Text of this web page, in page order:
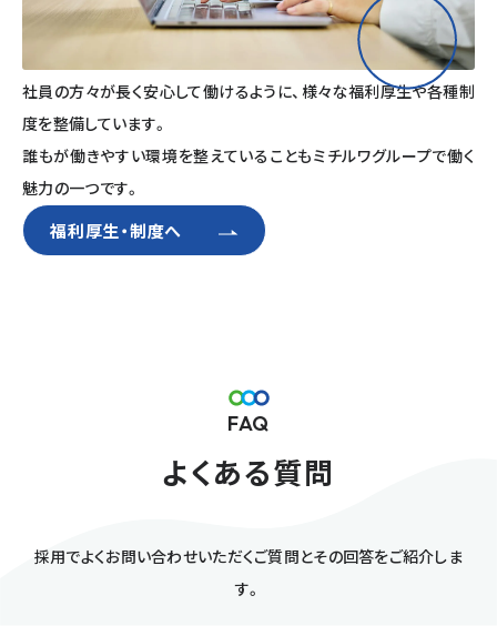
社員の方々が長く安心して働けるように、様々な福利厚生や各種制
度を整備しています。
誰もが働きやすい環境を整えていることもミチルワグループで働く
魅力の一つです。
福利厚生・制度へ
FAQ
よくある質問
採用でよくお問い合わせいただくご質問とその回答をご紹介しま
す。